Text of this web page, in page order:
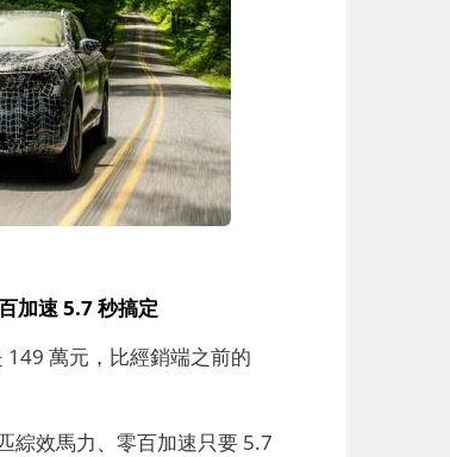
加速 5.7 秒搞定
149 萬元，比經銷端之前的
綜效馬力、零百加速只要 5.7